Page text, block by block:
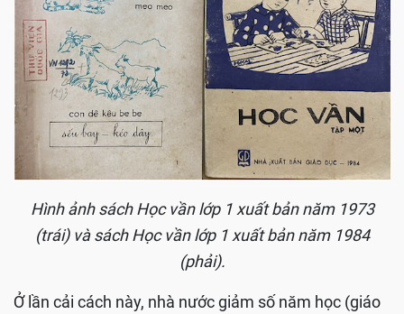
Hình ảnh sách Học vần lớp 1 xuất bản năm 1973
(trái) và sách Học vần lớp 1 xuất bản năm 1984
(phải).
Ở lần cải cách này, nhà nước giảm số năm học (giáo